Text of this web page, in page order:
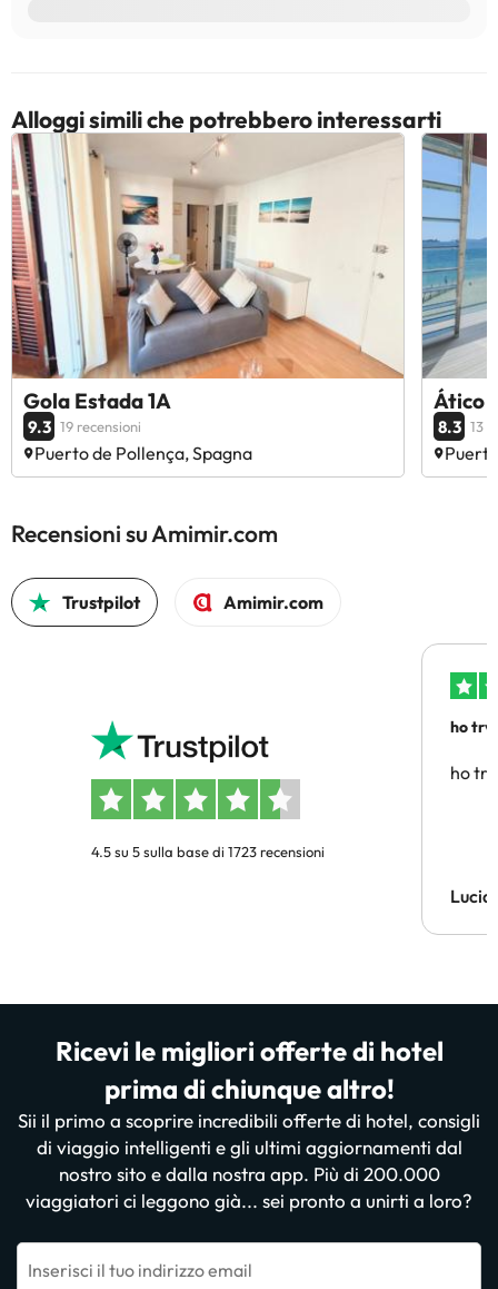
Alloggi simili che potrebbero interessarti
Gola Estada 1A
9.3 19 recensioni
Puerto de Pollença, Spagna
Ático
8.3 13
Recensioni su Amimir.com
Trustpilot Amimir.com
4.5 su 5 sulla base di 1723 recensioni
ho
ho
Lucia
Ricevi le migliori offerte di hotel
prima di chiunque altro!
Sii il primo a scoprire incredibili offerte di hotel, consigli
di viaggio intelligenti e gli ultimi aggiornamenti dal
nostro sito e dalla nostra app. Più di 200.000
viaggiatori ci leggono già... sei pronto a unirti a loro?
Inserisci il tuo indirizzo email